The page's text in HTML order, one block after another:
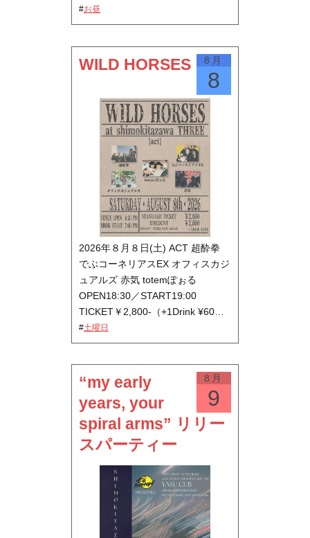
#お昼
8月
8
WILD HORSES
2026年８月８日(土) ACT 超酔拳
でぶコーネリアスEX オフィスカジ
ュアルズ 赤気 totemぽぉる
OPEN18:30／START19:00
TICKET￥2,800-（+1Drink ¥60…
#土曜日
8月
9
“my early
years, your
spiral arms” リリー
スパーティー